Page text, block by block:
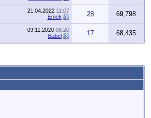
21.04.2022 11:07
Emek
28 69,798
09.11.2020 08:20
Babel
17 68,435